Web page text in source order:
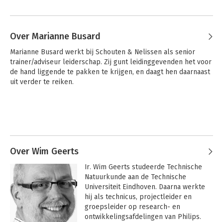
Over Marianne Busard
Marianne Busard werkt bij Schouten & Nelissen als senior
trainer/adviseur leiderschap. Zij gunt leidinggevenden het voor
de hand liggende te pakken te krijgen, en daagt hen daarnaast
uit verder te reiken.
Over Wim Geerts
Ir. Wim Geerts studeerde Technische
Natuurkunde aan de Technische
Universiteit Eindhoven. Daarna werkte
hij als technicus, projectleider en
groepsleider op research- en
ontwikkelingsafdelingen van Philips.